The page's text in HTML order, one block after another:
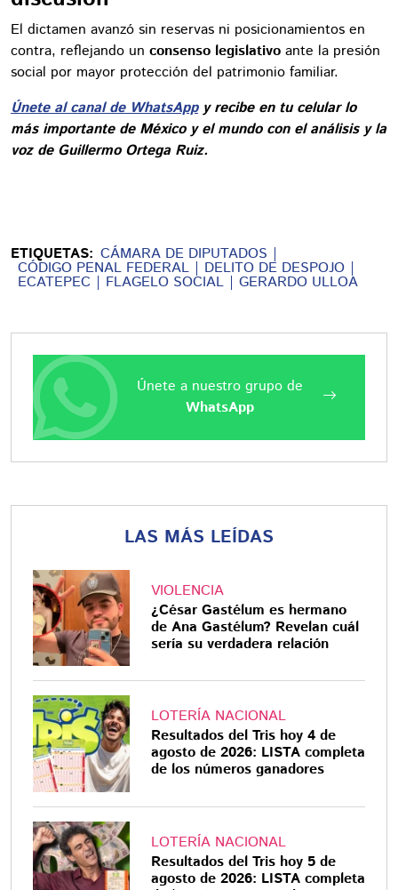
El dictamen avanzó sin reservas ni posicionamientos en
contra, reflejando un consenso legislativo ante la presión
social por mayor protección del patrimonio familiar.
Únete al canal de WhatsAppy recibe en tu celular lo
más importante de México y el mundo con el análisis y la
voz de Guillermo Ortega Ruiz.
ETIQUETAS: CÁMARA DE DIPUTADOS
CÓDIGO PENAL FEDERAL DELITO DE DESPOJO
ECATEPEC FLAGELO SOCIAL GERARDO ULLOA
Únete a nuestro grupo de
WhatsApp
LAS MÁS LEÍDAS
VIOLENCIA
¿César Gastélum es hermano
de Ana Gastélum? Revelan cuál
sería su verdadera relación
LOTERÍA NACIONAL
Resultados del Tris hoy 4 de
agosto de 2026: LISTA completa
de los números ganadores
LOTERÍA NACIONAL
Resultados del Tris hoy 5 de
agosto de 2026: LISTA completa